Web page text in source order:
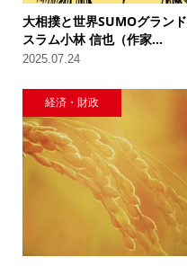
大相撲と世界SUMOグランド
スラム小林 信也（作家...
2025.07.24
経済・財政